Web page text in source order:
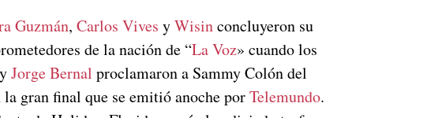
Guzmán, Carlos Vives yWisinconcluyeron su
de la nación de “La Voz» cuando los
yJorge Bernal proclamaron a Sammy Colón del
gran final que se emitió anoche porTelemundo.